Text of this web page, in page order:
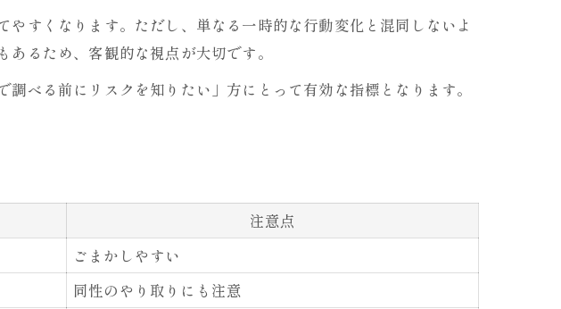
気サイン解説
ト早見表
ーン
し穴と対策
まとめ
を知ろう
いための注意点
すくなります。ただし、単なる一時的な行動変化と混同しないよ
るため、客観的な視点が大切です。
べる前にリスクを知りたい」方にとって有効な指標となります。
注意点
ごまかしやすい
同性のやり取りにも注意